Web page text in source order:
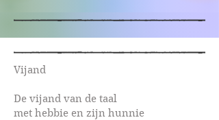
Vijand
De vijand van de taal
met hebbie en zijn hunnie